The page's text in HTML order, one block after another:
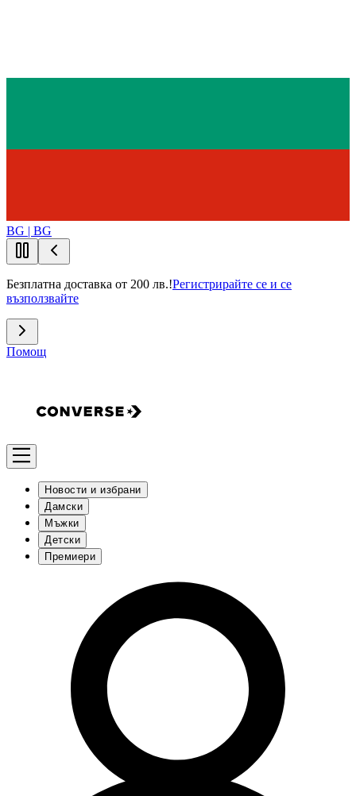
BG | BG
Безплатна доставка от 200 лв.!Регистрирайте се и се
възползвайте
Помощ
Новости и избрани
Дамски
Мъжки
Детски
Премиери